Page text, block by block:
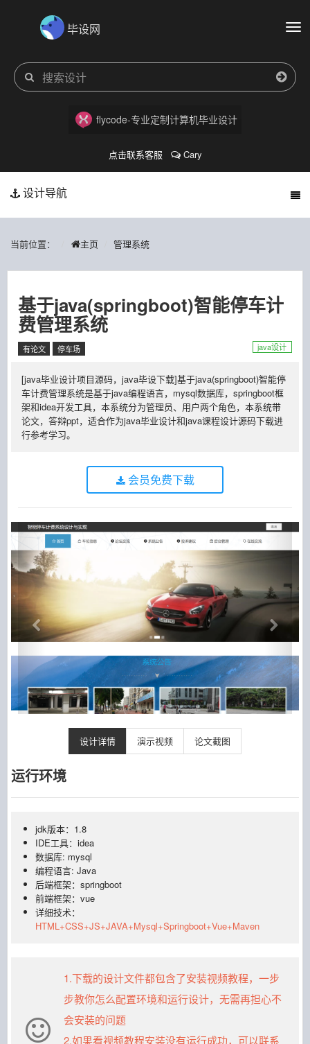
切
航
毕设网
flycode-专业定制计算机毕业设计
点击联系客服 Cary
设计导航
当前位置： 主页 管理系统
基于java(springboot)智能停车计
费管理系统
有论文 停车场 java设计
[java毕业设计项目源码，java毕设下载]基于java(springboot)智能停
车计费管理系统是基于java编程语言，mysql数据库，springboot框
架和idea开发工具，本系统分为管理员、用户两个角色，本系统带
论文，答辩ppt，适合作为java毕业设计和java课程设计源码下载进
行参考学习。
会员免费下载
设计详情 演示视频 论文截图
运行环境
jdk版本：1.8
IDE工具：idea
数据库: mysql
编程语言: Java
后端框架：springboot
前端框架：vue
详细技术：
HTML+CSS+JS+JAVA+Mysql+Springboot+Vue+Maven
1.下载的设计文件都包含了安装视频教程，一步
步教你怎么配置环境和运行设计，无需再担心不
会安装的问题
2.如果看视频教程安装没有运行成功，可以联系